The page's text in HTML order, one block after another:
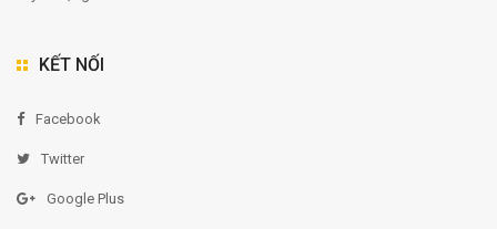
KẾT NỐI
Facebook
Twitter
Google Plus